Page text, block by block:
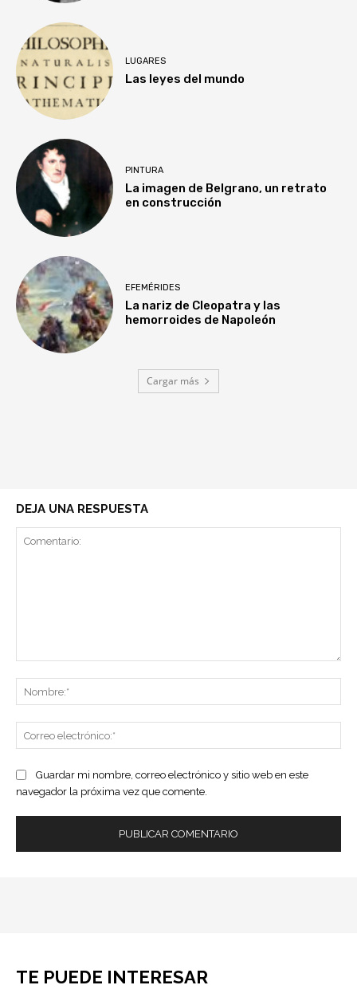
LUGARES
Las leyes del mundo
PINTURA
La imagen de Belgrano, un retrato
en construcción
EFEMÉRIDES
La nariz de Cleopatra y las
hemorroides de Napoleón
Cargar más
DEJA UNA RESPUESTA
Guardar mi nombre, correo electrónico y sitio web en este
navegador la próxima vez que comente.
TE PUEDE INTERESAR